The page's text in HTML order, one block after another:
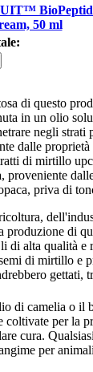
50 ml
di questo
in un olio
negli strati
dalle
di mirtillo
proveniente
priva di
di
di alta qualità e
di mirtillo e
gettati,
di camelia o il
coltivate per la
cura.
per